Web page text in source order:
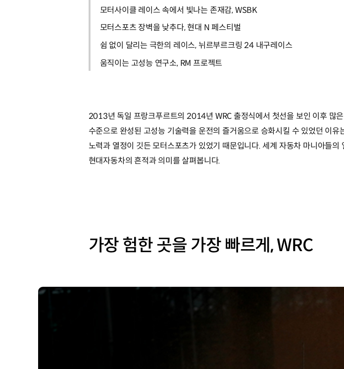
모터사이클 레이스 속에서 빛나는 존재감, WSBK
모터스포츠 장벽을 낮추다, 현대 N 페스티벌
쉼 없이 달리는 극한의 레이스, 뉘르부르크링 24 내구레이스
움직이는 고성능 연구소, RM 프로젝트
2013년 독일 프랑크푸르트의 2014년 WRC 출정식에서 첫선을 보인 이후 많
수준으로 완성된 고성능 기술력을 운전의 즐거움으로 승화시킬 수 있었던 이
노력과 열정이 깃든 모터스포츠가 있었기 때문입니다. 세계 자동차 마니아들
현대자동차의 흔적과 의미를 살펴봅니다.
가장 험한 곳을 가장 빠르게, WRC